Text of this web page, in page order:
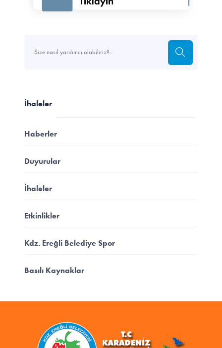
İhaleler
Haberler
Duyurular
İhaleler
Etkinlikler
Kdz. Ereğli Belediye Spor
Basılı Kaynaklar